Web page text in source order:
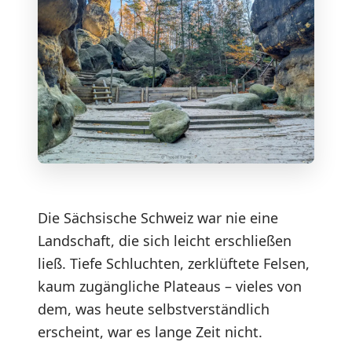
Die Sächsische Schweiz war nie eine
Landschaft, die sich leicht erschließen
ließ. Tiefe Schluchten, zerklüftete Felsen,
kaum zugängliche Plateaus – vieles von
dem, was heute selbstverständlich
erscheint, war es lange Zeit nicht.